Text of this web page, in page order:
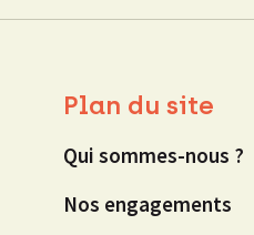
Plan du site
Qui sommes-nous ?
Nos engagements